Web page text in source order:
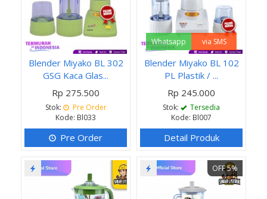
Blender Miyako BL 302
GSG Kaca Glas...
Rp 275.500
Stok:
Pre Order
Kode: Bl033
Pre Order
Whatsapp via SMS
Blender Miyako BL 102
PL Plastik / ...
Rp 245.000
Stok:
Tersedia
Kode: Bl007
Detail Produk
OFF 5%